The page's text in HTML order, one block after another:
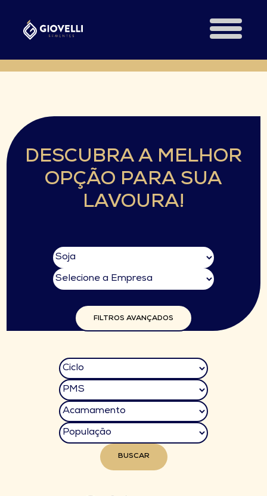
DESCUBRA A MELHOR
OPÇÃO PARA SUA
LAVOURA!
FILTROS AVANÇADOS
BUSCAR